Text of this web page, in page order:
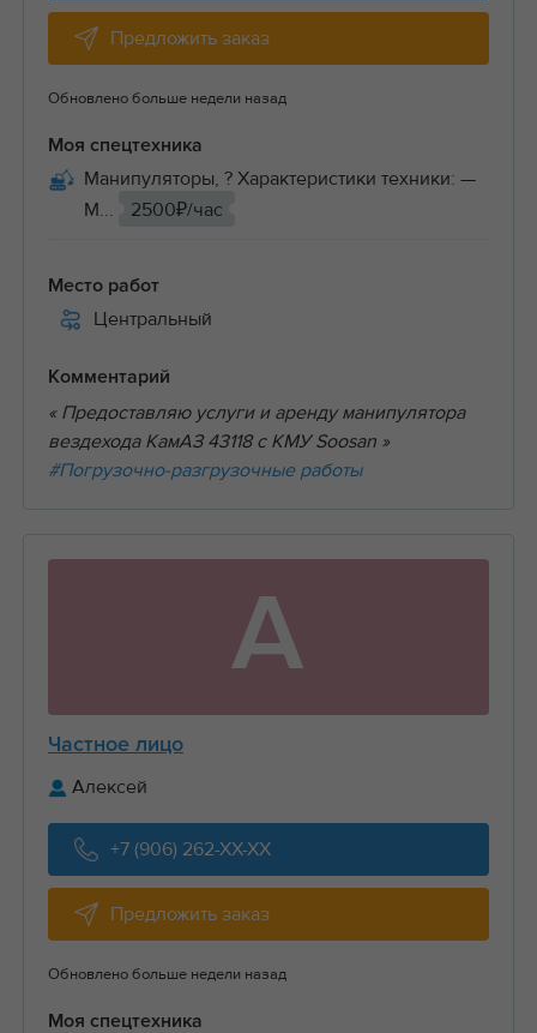
Предложить заказ
Обновлено больше недели назад
Моя спецтехника
Манипуляторы, ? Характеристики техники: —
М...
2500₽/час
Место работ
Центральный
Комментарий
« Предоставляю услуги и аренду манипулятора
вездехода КамАЗ 43118 с КМУ Soosan »
#Погрузочно-разгрузочные работы
А
Частное лицо
Алексей
+7 (906) 262-XX-XX
Предложить заказ
Обновлено больше недели назад
Моя спецтехника